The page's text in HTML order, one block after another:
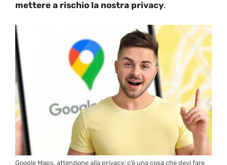
mettere a rischio la nostra privacy.
Google Maps, attenzione alla privacy: c’è una cosa che devi fare